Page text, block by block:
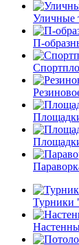
Уличные
П-
Турники